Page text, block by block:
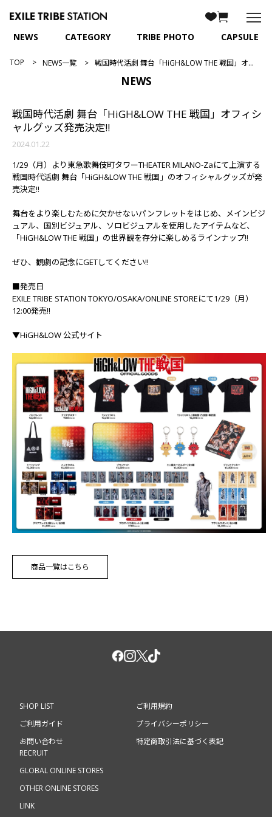
NEWS CATEGORY TRIBE PHOTO CAPSULE
TOP NEWS一覧 戦国時代活劇 舞台「HiGH&LOW THE 戦国」オフィシャルグッズ発売決定!!
NEWS
戦国時代活劇 舞台「HiGH&LOW THE 戦国」オフィシ
ャルグッズ発売決定!!
2024.01.22
1/29（月）より東急歌舞伎町タワーTHEATER MILANO-Zaにて上演する
戦国時代活劇 舞台「HiGH&LOW THE 戦国」のオフィシャルグッズが発
売決定!!
舞台をより楽しむために欠かせないパンフレットをはじめ、メインビジ
ュアル、国別ビジュアル、ソロビジュアルを使用したアイテムなど、
「HiGH&LOW THE 戦国」の世界観を存分に楽しめるラインナップ!!
ぜひ、観劇の記念にGETしてください!!
■発売日
EXILE TRIBE STATION TOKYO/OSAKA/ONLINE STOREにて1/29（月）
12:00発売!!
▼HiGH&LOW 公式サイト
商品一覧はこちら
SHOP LIST
ご利用ガイド
お問い合わせ
ご利用規約
プライバシーポリシー
特定商取引法に基づく表記
RECRUIT
GLOBAL ONLINE STORES
OTHER ONLINE STORES
LINK